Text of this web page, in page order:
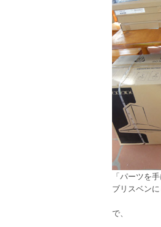
「パーツを
ブリスベン
で、